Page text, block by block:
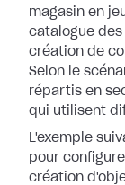
magasin en
catalogue des
création de
Selon le
répartis en
qui utilisent
L'exemple
pour
création